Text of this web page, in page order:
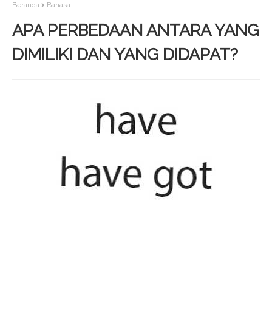
Beranda Bahasa
APA PERBEDAAN ANTARA YANG
DIMILIKI DAN YANG DIDAPAT?